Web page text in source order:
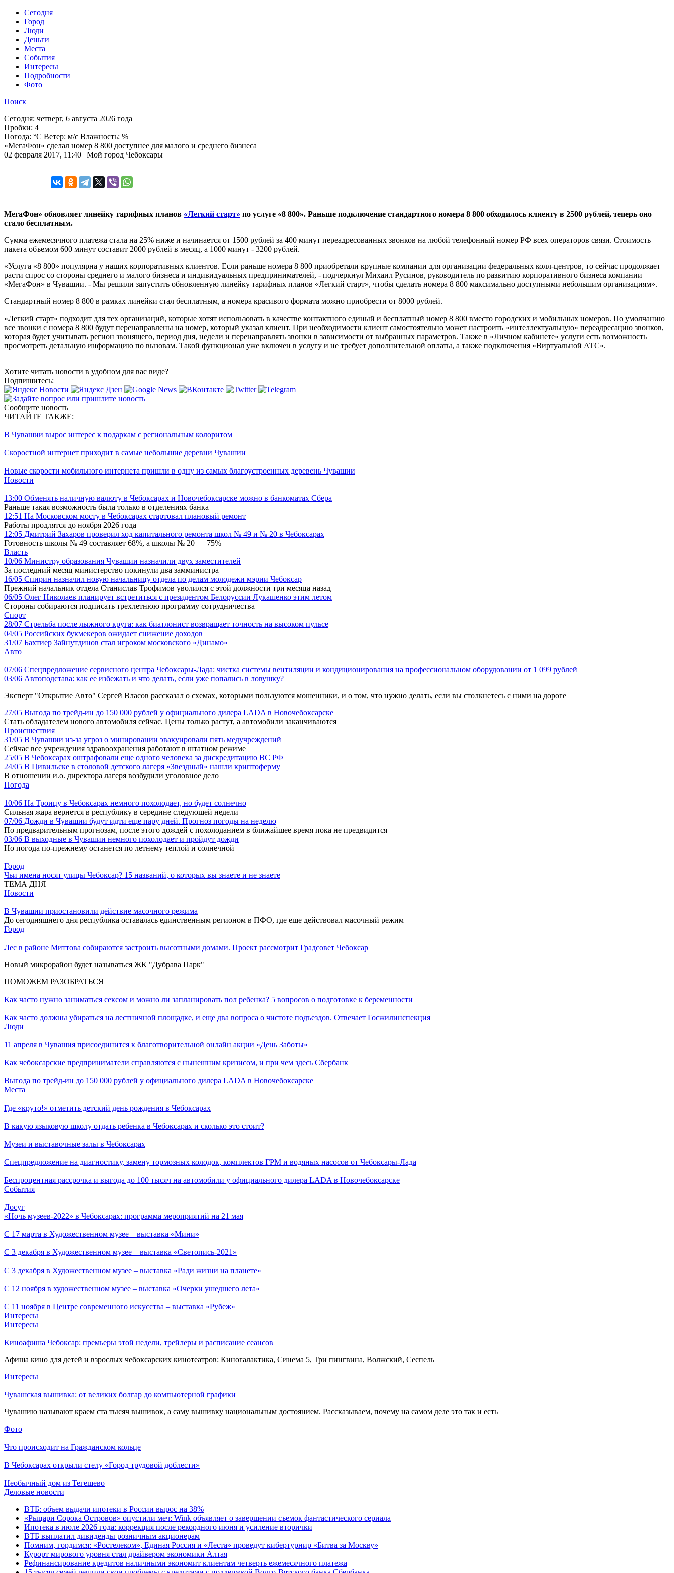
Cегодня
Город
Люди
Деньги
Места
События
Интересы
Подробности
Фото
Поиск
Сегодня: четверг, 6 августа 2026 года
Пробки: 4
Погода: °C Ветер: м/с Влажность: %
«МегаФон» сделал номер 8 800 доступнее для малого и среднего бизнеса
02 февраля 2017, 11:40 | Мой город Чебоксары
МегаФон» обновляет линейку тарифных планов «Легкий старт» по услуге «8 800». Раньше подключение стандартного номера 8 800 обходилось клиенту в 2500 рублей, теперь оно
стало бесплатным.
Сумма ежемесячного платежа стала на 25% ниже и начинается от 1500 рублей за 400 минут переадресованных звонков на любой телефонный номер РФ всех операторов связи. Стоимость
пакета объемом 600 минут составит 2000 рублей в месяц, а 1000 минут - 3200 рублей.
«Услуга «8 800» популярна у наших корпоративных клиентов. Если раньше номера 8 800 приобретали крупные компании для организации федеральных колл-центров, то сейчас продолжает
расти спрос со стороны среднего и малого бизнеса и индивидуальных предпринимателей, - подчеркнул Михаил Русинов, руководитель по развитию корпоративного бизнеса компании
«МегаФон» в Чувашии. - Мы решили запустить обновленную линейку тарифных планов «Легкий старт», чтобы сделать номера 8 800 максимально доступными небольшим организациям».
Стандартный номер 8 800 в рамках линейки стал бесплатным, а номера красивого формата можно приобрести от 8000 рублей.
«Легкий старт» подходит для тех организаций, которые хотят использовать в качестве контактного единый и бесплатный номер 8 800 вместо городских и мобильных номеров. По умолчанию
все звонки с номера 8 800 будут перенаправлены на номер, который указал клиент. При необходимости клиент самостоятельно может настроить «интеллектуальную» переадресацию звонков,
которая будет учитывать регион звонящего, период дня, недели и перенаправлять звонки в зависимости от выбранных параметров. Также в «Личном кабинете» услуги есть возможность
просмотреть детальную информацию по вызовам. Такой функционал уже включен в услугу и не требует дополнительной оплаты, а также подключения «Виртуальной АТС».
Хотите читать новости в удобном для вас виде?
Подпишитесь:
Сообщите новость
ЧИТАЙТЕ ТАКЖЕ:
В Чувашии вырос интерес к подаркам с региональным колоритом
Скоростной интернет приходит в самые небольшие деревни Чувашии
Новые скорости мобильного интернета пришли в одну из самых благоустроенных деревень Чувашии
Новости
13:00 Обменять наличную валюту в Чебоксарах и Новочебоксарске можно в банкоматах Сбера
Раньше такая возможность была только в отделениях банка
12:51 На Московском мосту в Чебоксарах стартовал плановый ремонт
Работы продлятся до ноября 2026 года
12:05 Дмитрий Захаров проверил ход капитального ремонта школ № 49 и № 20 в Чебоксарах
Готовность школы № 49 составляет 68%, а школы № 20 — 75%
Власть
10/06 Министру образования Чувашии назначили двух заместителей
За последний месяц министерство покинули два замминистра
16/05 Спирин назначил новую начальницу отдела по делам молодежи мэрии Чебоксар
Прежний начальник отдела Станислав Трофимов уволился с этой должности три месяца назад
06/05 Олег Николаев планирует встретиться с президентом Белоруссии Лукашенко этим летом
Стороны собираются подписать трехлетнюю программу сотрудничества
Спорт
28/07 Стрельба после лыжного круга: как биатлонист возвращает точность на высоком пульсе
04/05 Российских букмекеров ожидает снижение доходов
31/07 Бахтиер Зайнутдинов стал игроком московского «Динамо»
Авто
07/06 Спецпредложение сервисного центра Чебоксары-Лада: чистка системы вентиляции и кондиционирования на профессиональном оборудовании от 1 099 рублей
03/06 Автоподстава: как ее избежать и что делать, если уже попались в ловушку?
Эксперт "Открытие Авто" Сергей Власов рассказал о схемах, которыми пользуются мошенники, и о том, что нужно делать, если вы столкнетесь с ними на дороге
27/05 Выгода по трейд-ин до 150 000 рублей у официального дилера LADA в Новочебоксарске
Стать обладателем нового автомобиля сейчас. Цены только растут, а автомобили заканчиваются
Происшествия
31/05 В Чувашии из-за угроз о минировании эвакуировали пять медучреждений
Сейчас все учреждения здравоохранения работают в штатном режиме
25/05 В Чебоксарах оштрафовали еще одного человека за дискредитацию ВС РФ
24/05 В Цивильске в столовой детского лагеря «Звездный» нашли криптоферму
В отношении и.о. директора лагеря возбудили уголовное дело
Погода
10/06 На Троицу в Чебоксарах немного похолодает, но будет солнечно
Сильная жара вернется в республику в середине следующей недели
07/06 Дожди в Чувашии будут идти еще пару дней. Прогноз погоды на неделю
По предварительным прогнозам, после этого дождей с похолоданием в ближайшее время пока не предвидится
03/06 В выходные в Чувашии немного похолодает и пройдут дожди
Но погода по-прежнему останется по летнему теплой и солнечной
Город
Чьи имена носят улицы Чебоксар? 15 названий, о которых вы знаете и не знаете
ТЕМА ДНЯ
Новости
В Чувашии приостановили действие масочного режима
До сегодняшнего дня республика оставалась единственным регионом в ПФО, где еще действовал масочный режим
Город
Лес в районе Миттова собираются застроить высотными домами. Проект рассмотрит Градсовет Чебоксар
Новый микрорайон будет называться ЖК "Дубрава Парк"
ПОМОЖЕМ РАЗОБРАТЬСЯ
Как часто нужно заниматься сексом и можно ли запланировать пол ребенка? 5 вопросов о подготовке к беременности
Как часто должны убираться на лестничной площадке, и еще два вопроса о чистоте подъездов. Отвечает Госжилинспекция
Люди
11 апреля в Чувашия присоединится к благотворительной онлайн акции «День Заботы»
Как чебоксарские предприниматели справляются с нынешним кризисом, и при чем здесь Сбербанк
Выгода по трейд-ин до 150 000 рублей у официального дилера LADA в Новочебоксарске
Места
Где «круто!» отметить детский день рождения в Чебоксарах
В какую языковую школу отдать ребенка в Чебоксарах и сколько это стоит?
Музеи и выставочные залы в Чебоксарах
Спецпредложение на диагностику, замену тормозных колодок, комплектов ГРМ и водяных насосов от Чебоксары-Лада
Беспроцентная рассрочка и выгода до 100 тысяч на автомобили у официального дилера LADA в Новочебоксарске
События
Досуг
«Ночь музеев-2022» в Чебоксарах: программа мероприятий на 21 мая
С 17 марта в Художественном музее – выставка «Мини»
С 3 декабря в Художественном музее – выставка «Светопись-2021»
С 3 декабря в Художественном музее – выставка «Ради жизни на планете»
С 12 ноября в художественном музее – выставка «Очерки ушедшего лета»
С 11 ноября в Центре современного искусства – выставка «Рубеж»
Интересы
Интересы
Киноафиша Чебоксар: премьеры этой недели, трейлеры и расписание сеансов
Афиша кино для детей и взрослых чебоксарских кинотеатров: Киногалактика, Синема 5, Три пингвина, Волжский, Сеспель
Интересы
Чувашская вышивка: от великих болгар до компьютерной графики
Чувашию называют краем ста тысяч вышивок, а саму вышивку национальным достоянием. Рассказываем, почему на самом деле это так и есть
Фото
Что происходит на Гражданском кольце
В Чебоксарах открыли стелу «Город трудовой доблести»
Необычный дом из Тегешево
Деловые новости
ВТБ: объем выдачи ипотеки в России вырос на 38%
«Рыцари Сорока Островов» опустили меч: Wink объявляет о завершении съемок фантастического сериала
Ипотека в июле 2026 года: коррекция после рекордного июня и усиление вторички
ВТБ выплатил дивиденды розничным акционерам
Помним, гордимся: «Ростелеком», Единая Россия и «Леста» проведут кибертурнир «Битва за Москву»
Курорт мирового уровня стал драйвером экономики Алтая
Рефинансирование кредитов наличными экономит клиентам четверть ежемесячного платежа